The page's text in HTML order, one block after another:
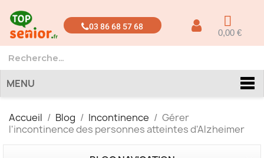
03 86 68 57 68
0,00 €
MENU
Accueil Blog Incontinence
Gérer
l'incontinence des personnes atteintes d'Alzheimer